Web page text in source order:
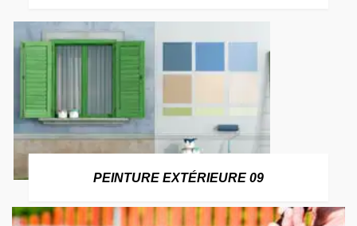
PEINTURE EXTÉRIEURE 09